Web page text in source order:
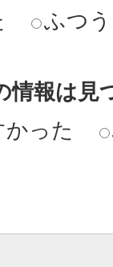
ふつう
情報は見
かった